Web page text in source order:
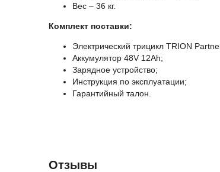
Вес – 36 кг.
Комплект поставки:
Электрический трицикл TRION
Аккумулятор 48V 12Ah;
Зарядное устройство;
Инструкция по эксплуатации;
Гарантийный талон.
Отзывы